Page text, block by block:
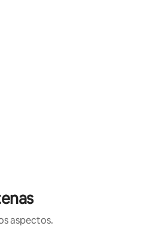
aspectos.